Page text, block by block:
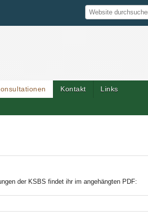
Suche
Website durchsuchen
Kontakt Links
der KSBS findet ihr im angehängten PDF: